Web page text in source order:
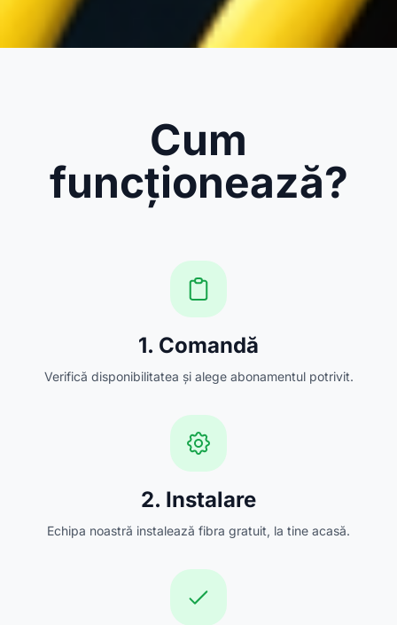
Cum
funcționează?
1. Comandă
Verifică disponibilitatea și alege abonamentul potrivit.
2. Instalare
Echipa noastră instalează fibra gratuit, la tine acasă.